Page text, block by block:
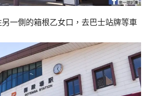
一側的箱根乙女口，去巴士站牌等車